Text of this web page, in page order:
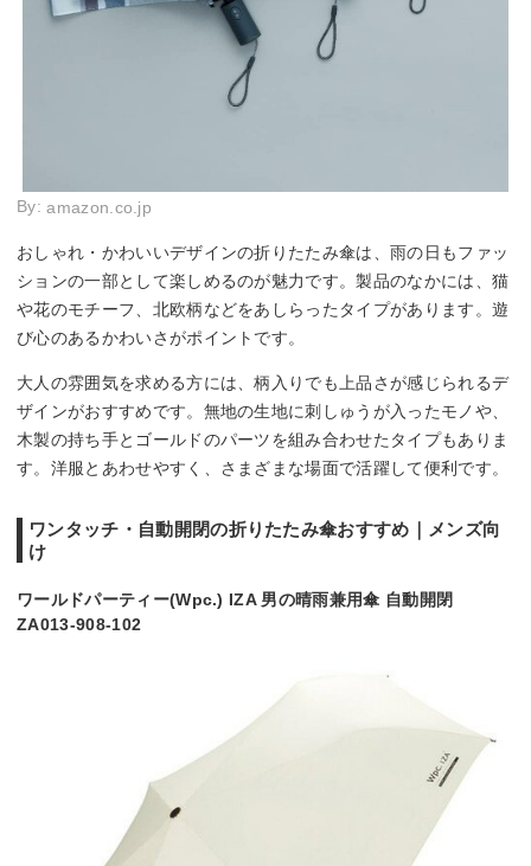
By:amazon.co.jp
おしゃれ・かわいいデザインの折りたたみ傘は、雨の日もファッ
ションの一部として楽しめるのが魅力です。製品のなかには、猫
や花のモチーフ、北欧柄などをあしらったタイプがあります。遊
び心のあるかわいさがポイントです。
大人の雰囲気を求める方には、柄入りでも上品さが感じられるデ
ザインがおすすめです。無地の生地に刺しゅうが入ったモノや、
木製の持ち手とゴールドのパーツを組み合わせたタイプもありま
す。洋服とあわせやすく、さまざまな場面で活躍して便利です。
ワンタッチ・自動開閉の折りたたみ傘おすすめ｜メンズ向
け
ワールドパーティー(Wpc.) IZA 男の晴雨兼用傘 自動開閉
ZA013-908-102